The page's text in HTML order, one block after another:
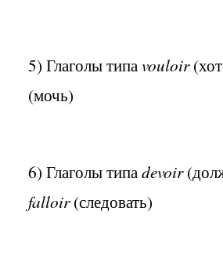
5) Глаголы типаvouloir
(мочь)
6) Глаголы типаdevoir
falloir(следовать)